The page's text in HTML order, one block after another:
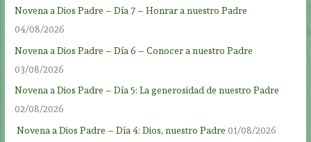
Novena a Dios Padre – Día 7 – Honrar a nuestro Padre
04/08/2026
Novena a Dios Padre – Día 6 – Conocer a nuestro Padre
03/08/2026
Novena a Dios Padre – Día 5: La generosidad de nuestro Padre
02/08/2026
Novena a Dios Padre – Día 4: Dios, nuestro Padre 01/08/2026